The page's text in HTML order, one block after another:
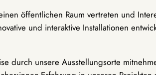
öffentlichen Raum vertreten und
und interaktive Installationen
durch unsere Ausstellungsorte